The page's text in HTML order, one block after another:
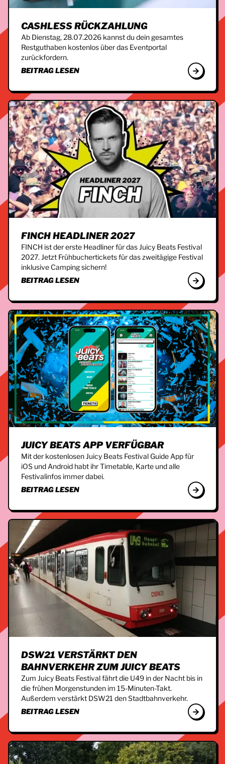
CASHLESS RÜCKZAHLUNG
Ab Dienstag, 28.07.2026 kannst du dein gesamtes
Restguthaben kostenlos über das Eventportal
zurückfordern.
BEITRAG LESEN
FINCH HEADLINER 2027
FINCH ist der erste Headliner für das Juicy Beats Festival
2027. Jetzt Frühbuchertickets für das zweitägige Festival
inklusive Camping sichern!
BEITRAG LESEN
JUICY BEATS APP VERFÜGBAR
Mit der kostenlosen Juicy Beats Festival Guide App für
iOS und Android habt ihr Timetable, Karte und alle
Festivalinfos immer dabei.
BEITRAG LESEN
DSW21 VERSTÄRKT DEN
BAHNVERKEHR ZUM JUICY BEATS
Zum Juicy Beats Festival fährt die U49 in der Nacht bis in
die frühen Morgenstunden im 15-Minuten-Takt.
Außerdem verstärkt DSW21 den Stadtbahnverkehr.
BEITRAG LESEN